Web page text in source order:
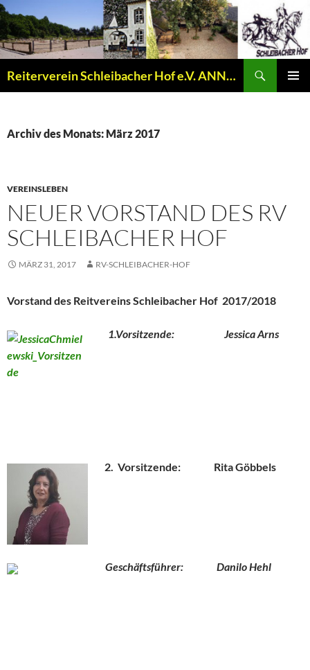
Zum
Inhalt
springen
Reiterverein Schleibacher Hof e.V. ANNO 1977
Archiv des Monats: März 2017
VEREINSLEBEN
NEUER VORSTAND DES RV
SCHLEIBACHER HOF
MÄRZ 31, 2017 RV-SCHLEIBACHER-HOF
Vorstand des Reitvereins Schleibacher Hof 2017/2018
1.Vorsitzende: Jessica Arns
2. Vorsitzende: Rita Göbbels
Geschäftsführer: Danilo Hehl